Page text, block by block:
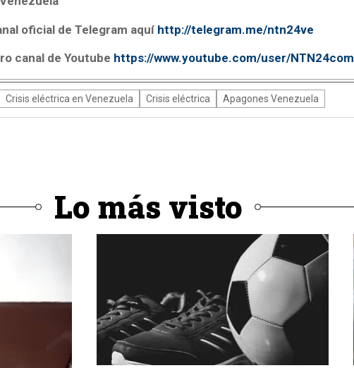
oficial de Telegram aquí http://telegram.me/ntn24ve
canal de Youtube https://www.youtube.com/user/NTN24com
Crisis eléctrica en Venezuela Crisis eléctrica Apagones Venezuela
Lo más visto